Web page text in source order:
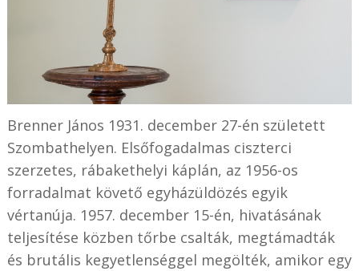
Brenner János 1931. december 27-én született
Szombathelyen. Elsőfogadalmas ciszterci
szerzetes, rábakethelyi káplán, az 1956-os
forradalmat követő egyházüldözés egyik
vértanúja. 1957. december 15-én, hivatásának
teljesítése közben tőrbe csalták, megtámadták
és brutális kegyetlenséggel megölték, amikor egy